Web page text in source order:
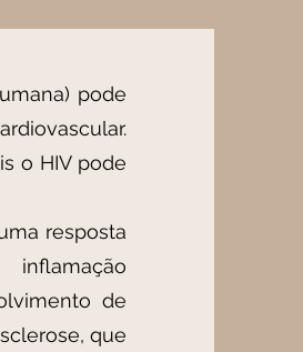
pode
o HIV pode
resposta
de
que